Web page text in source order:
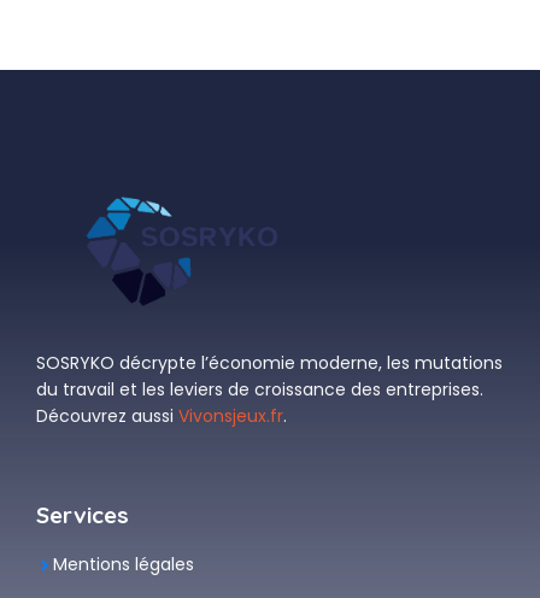
SOSRYKO décrypte l’économie moderne, les mutations
du travail et les leviers de croissance des entreprises.
Découvrez aussi Vivonsjeux.fr.
Services
Mentions légales